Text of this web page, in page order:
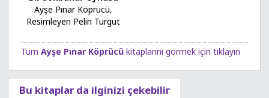
Ayşe Pınar Köprücü,
Resimleyen Pelin Turgut
Tüm Ayşe Pınar Köprücü kitaplarını görmek için tıklayın
Bu kitaplar da ilginizi çekebilir